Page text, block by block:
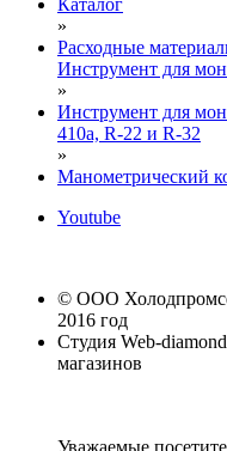
»
Расходные
Инструмент для
»
Инструмент для
410а, R-22 и R-32
»
Манометрический
Youtube
© ООО
2016 год
Студия Web-
магазинов
Уважаемые